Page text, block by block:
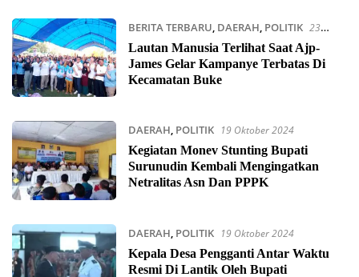
BERITA TERBARU, DAERAH, POLITIK 23
Oktober 2024
Lautan Manusia Terlihat Saat Ajp-
James Gelar Kampanye Terbatas Di
Kecamatan Buke
DAERAH, POLITIK
19 Oktober 2024
Kegiatan Monev Stunting Bupati
Surunudin Kembali Mengingatkan
Netralitas Asn Dan PPPK
DAERAH POLITIK
19 Oktober 2024
Kepala Desa Pengganti Antar Waktu
Resmi Di Lantik Oleh Bupati